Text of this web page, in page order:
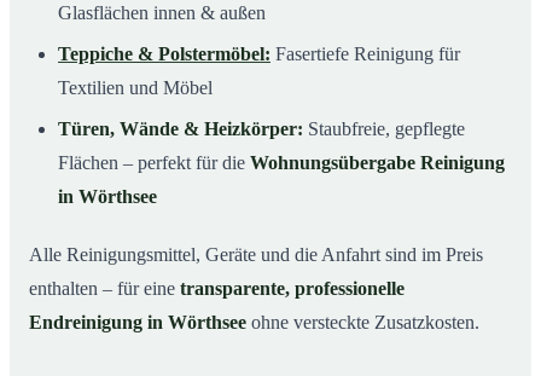
Glasflächen innen & außen
Teppiche & Polstermöbel: Fasertiefe Reinigung für
Textilien und Möbel
Türen, Wände & Heizkörper: Staubfreie, gepflegte
Flächen – perfekt für die Wohnungsübergabe Reinigung
in Wörthsee
Alle Reinigungsmittel, Geräte und die Anfahrt sind im Preis
enthalten – für eine transparente, professionelle
Endreinigung in Wörthsee ohne versteckte Zusatzkosten.